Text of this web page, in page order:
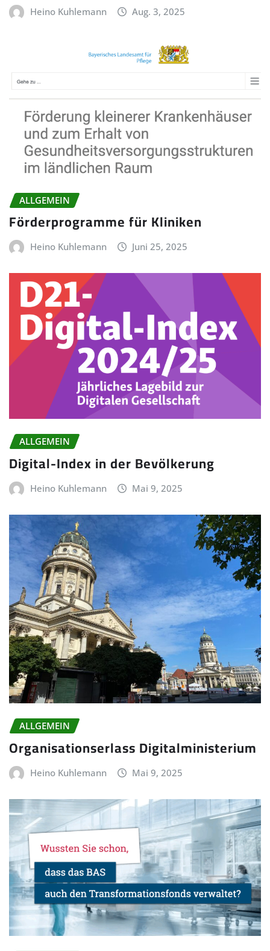
Heino Kuhlemann Aug. 3, 2025
ALLGEMEIN
Förderprogramme für Kliniken
Heino Kuhlemann Juni 25, 2025
ALLGEMEIN
Digital-Index in der Bevölkerung
Heino Kuhlemann Mai 9, 2025
ALLGEMEIN
Organisationserlass Digitalministerium
Heino Kuhlemann Mai 9, 2025